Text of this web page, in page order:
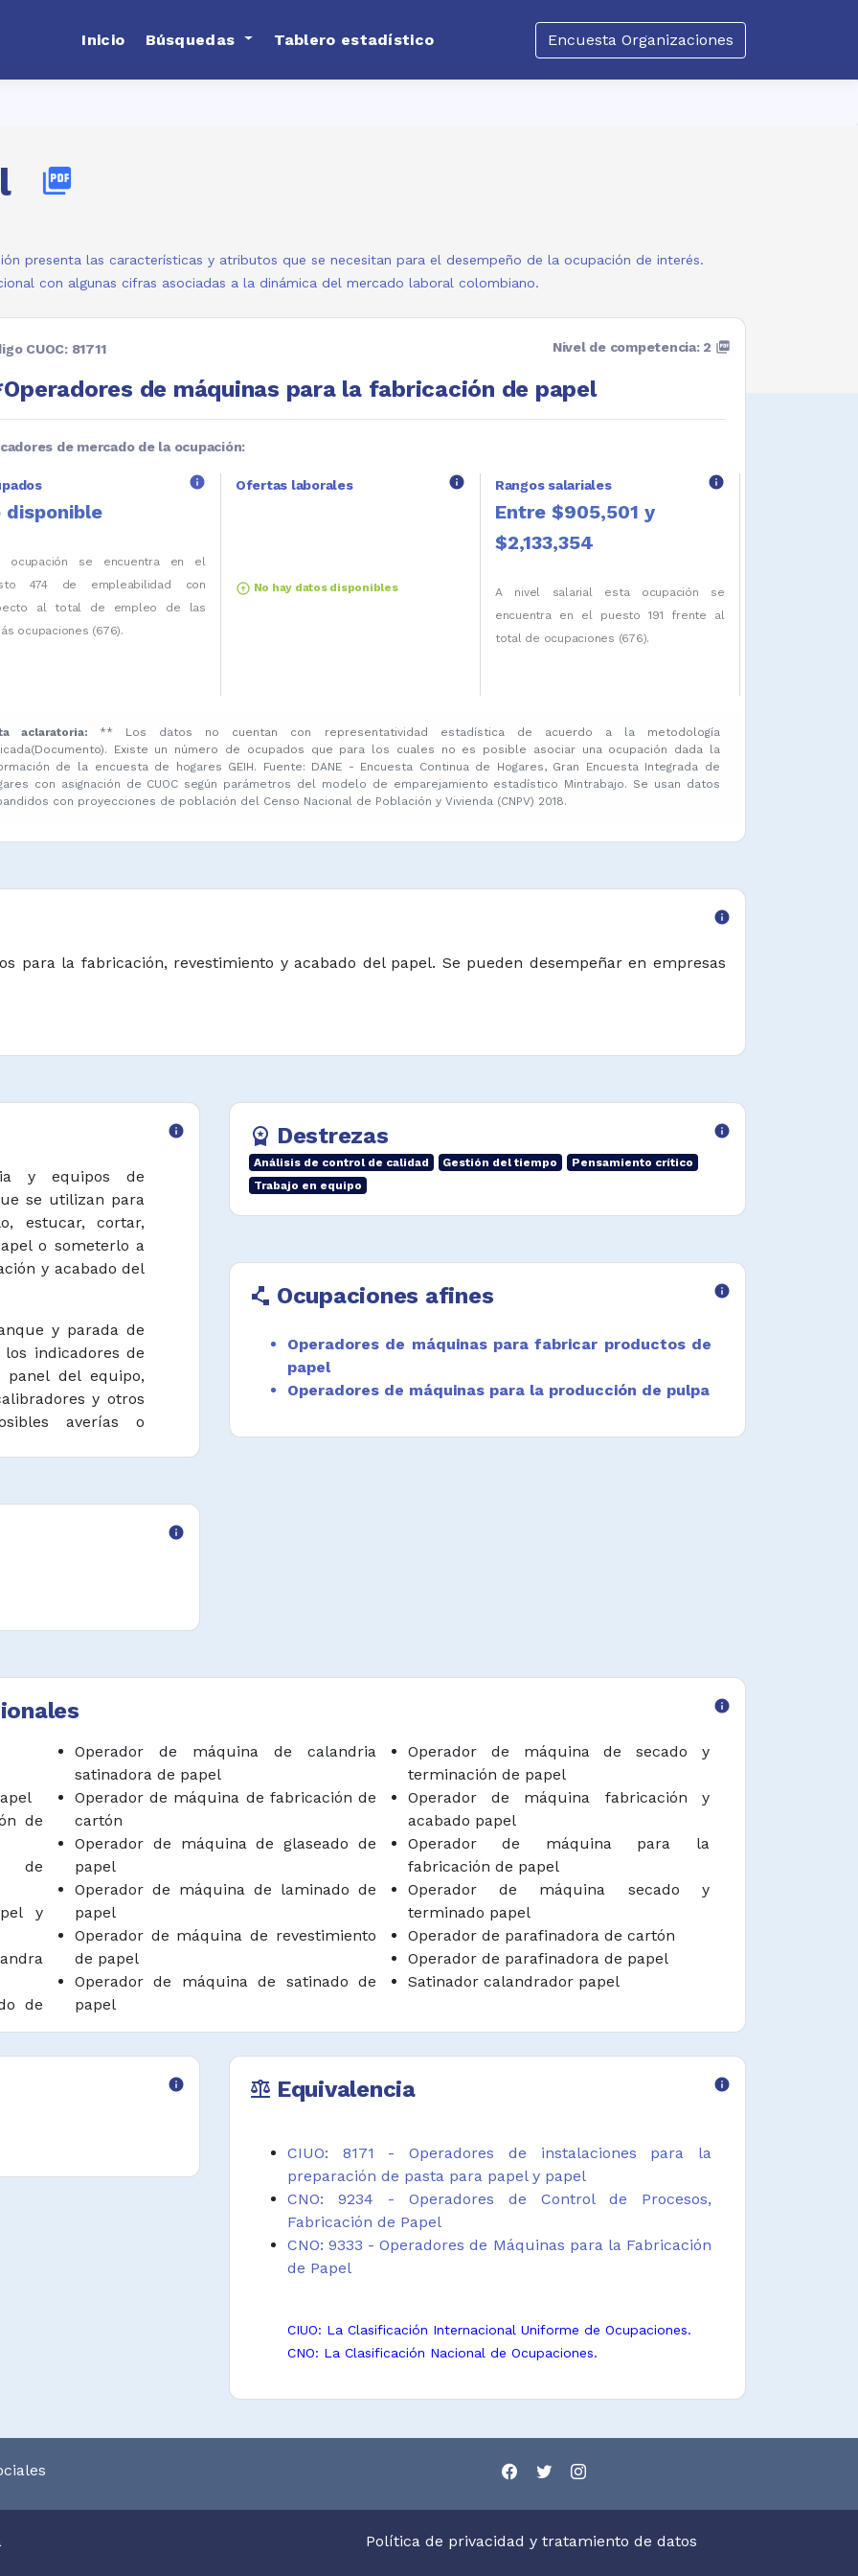
Inicio Búsquedas Tablero estadístico Encuesta Organizaciones
picture_as_pdf
presenta las características y atributos que se necesitan para el desempeño de la ocupación de interés.
con algunas cifras asociadas a la dinámica del mercado laboral colombiano.
CUOC: 81711
de máquinas para la fabricación de papel
Nivel de competencia: 2 picture_as_pdf
de mercado de la ocupación:
info
disponible
ocupación se encuentra en el
474 de empleabilidad con
al total de empleo de las
ocupaciones (676).
Ofertas laborales info
arrow_circle_up No hay datos disponibles
Rangos salariales info
Entre $905,501 y
$2,133,354
A nivel salarial esta ocupación se
encuentra en el puesto 191 frente al
total de ocupaciones (676).
aclaratoria: ** Los datos no cuentan con representatividad estadística de acuerdo a la metodología
Existe un número de ocupados que para los cuales no es posible asociar una ocupación dada la
de la encuesta de hogares GEIH. Fuente: DANE - Encuesta Continua de Hogares, Gran Encuesta Integrada de
con asignación de CUOC según parámetros del modelo de emparejamiento estadístico Mintrabajo. Se usan datos
con proyecciones de población del Censo Nacional de Población y Vivienda (CNPV) 2018.
info
para la fabricación, revestimiento y acabado del papel. Se pueden desempeñar en empresas
info
y equipos de
se utilizan para
estucar, cortar,
o someterlo a
y acabado del
y parada de
indicadores de
del equipo,
y otros
averías o
de control de
las máquinas y
y muestras de
los ajustes
pliegues,
otros defectos y
(rollos) de papel
el papel
info
workspace_premium Destrezas info
Análisis de control de calidad Gestión del tiempo
Pensamiento crítico
Trabajo en equipo
polyline Ocupaciones afines info
Operadores de máquinas para fabricar productos de
papel
Operadores de máquinas para la producción de pulpa
info
de
de
y
de
Operador de máquina de calandria
satinadora de papel
Operador de máquina de fabricación de
cartón
Operador de máquina de glaseado de
papel
Operador de máquina de laminado de
papel
Operador de máquina de revestimiento
de papel
Operador de máquina de satinado de
papel
Operador de máquina de secado y
terminación de papel
Operador de máquina fabricación y
acabado papel
Operador de máquina para la
fabricación de papel
Operador de máquina secado y
terminado papel
Operador de parafinadora de cartón
Operador de parafinadora de papel
Satinador calandrador papel
info balance Equivalencia info
CIUO: 8171 - Operadores de instalaciones para la
preparación de pasta para papel y papel
CNO: 9234 - Operadores de Control de Procesos,
Fabricación de Papel
CNO: 9333 - Operadores de Máquinas para la Fabricación
de Papel
CIUO: La Clasificación Internacional Uniforme de Ocupaciones.
CNO: La Clasificación Nacional de Ocupaciones.
Política de privacidad y tratamiento de datos